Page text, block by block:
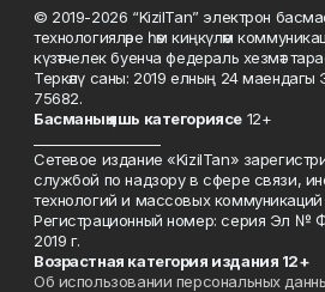
© 2019-2026 “KizilTan” электрон
технологияләре һәм киңкүләм
күзәтчелек буенча федераль хезмәт
Теркәлү саны: 2019 елның 24
75682.
Басманың яшь категориясе12+
Сетевое издание «KizilTan»
службой по надзору в сфере связи,
технологий и массовых
Регистрационный номер: серия Эл №
2019 г.
Возрастная категория издания 12+
Об использовании персональных